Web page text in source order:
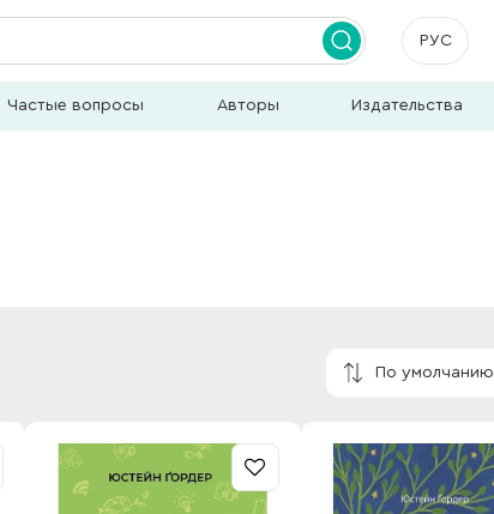
РУС
Частые вопросы Авторы Издательства
По умолчанию